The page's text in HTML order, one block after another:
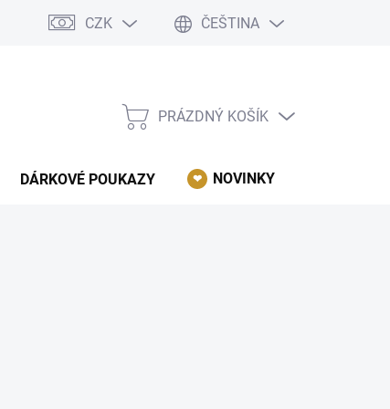
reklamace, odstoupení od kupní smlouvy. Podmínky ochrany
CZK ČEŠTINA
NÁKUPNÍ
PRÁZDNÝ KOŠÍK
DÁRKOVÉ POUKAZY NOVINKY